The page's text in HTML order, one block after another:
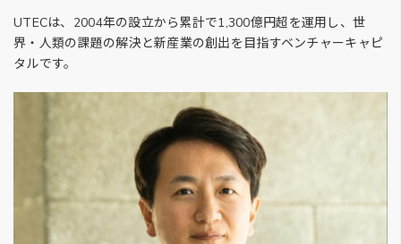
UTECは、2004年の設立から累計で1,300億円超を運用し、世
界・人類の課題の解決と新産業の創出を目指すベンチャーキャピ
タルです。